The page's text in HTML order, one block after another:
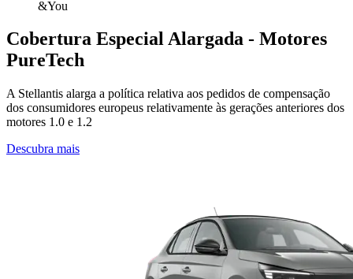
Cobertura Especial Alargada - Motores
PureTech
A Stellantis alarga a política relativa aos pedidos de compensação
dos consumidores europeus relativamente às gerações anteriores dos
motores 1.0 e 1.2
Descubra mais